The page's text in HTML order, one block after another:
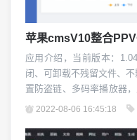
苹果cmsV10整合
应用介绍，当前版本：
闭、可卸载不残留文件、
置防盗链、多码率播放器
享地址、m3u8地址、远程
将 ppvod 文件夹全部上传
2022-08-06 16:45:18